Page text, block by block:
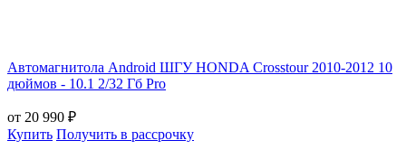
Aвтомагнитола Android ШГУ HONDA Crosstour 2010-2012 10
дюймов - 10.1 2/32 Гб Pro
от 20 990 ₽
Купить Получить в рассрочку